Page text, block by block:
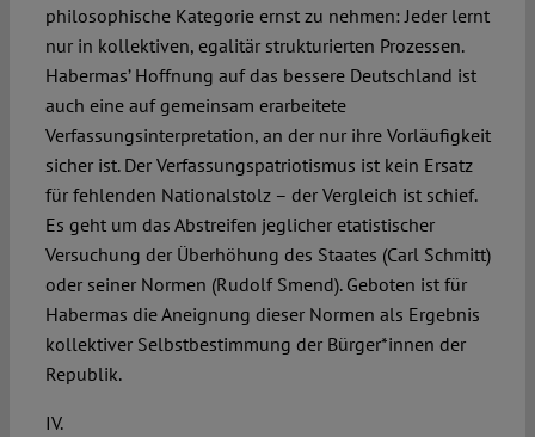
philosophische Kategorie ernst zu nehmen: Jeder lernt
nur in kollektiven, egalitär strukturierten Prozessen.
Habermas’ Hoffnung auf das bessere Deutschland ist
auch eine auf gemeinsam erarbeitete
Verfassungsinterpretation, an der nur ihre Vorläufigkeit
sicher ist. Der Verfassungspatriotismus ist kein Ersatz
für fehlenden Nationalstolz – der Vergleich ist schief.
Es geht um das Abstreifen jeglicher etatistischer
Versuchung der Überhöhung des Staates (Carl Schmitt)
oder seiner Normen (Rudolf Smend). Geboten ist für
Habermas die Aneignung dieser Normen als Ergebnis
kollektiver Selbstbestimmung der Bürger*innen der
Republik.
IV.